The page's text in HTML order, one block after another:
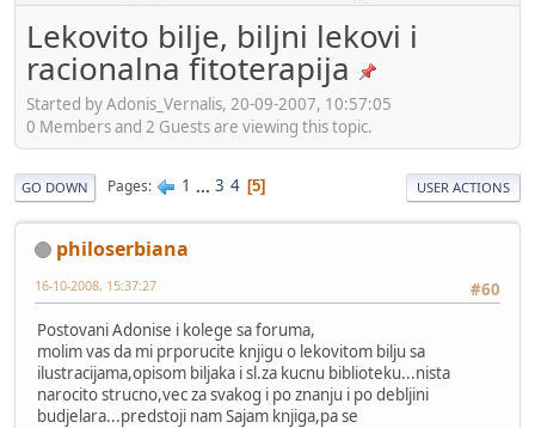
Lekovito bilje, biljni lekovi i
racionalna fitoterapija
Started by Adonis_Vernalis, 20-09-2007, 10:57:05
0 Members and 2 Guests are viewing this topic.
GO DOWN Pages 1 ... 3 4 5 USER ACTIONS
philoserbiana
#60
16-10-2008, 15:37:27
Postovani Adonise i kolege sa foruma,
molim vas da mi prporucite knjigu o lekovitom bilju sa
ilustracijama,opisom biljaka i sl.za kucnu biblioteku...nista
narocito strucno,vec za svakog i po znanju i po debljini
budjelara...predstoji nam Sajam knjiga,pa se